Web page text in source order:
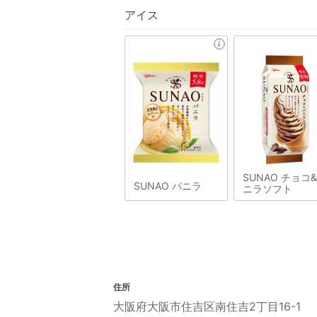
アイス
SUNAO バニラ
SUNAO チョコ
ニラソフト
住所
大阪府大阪市住吉区南住吉2丁目16-1